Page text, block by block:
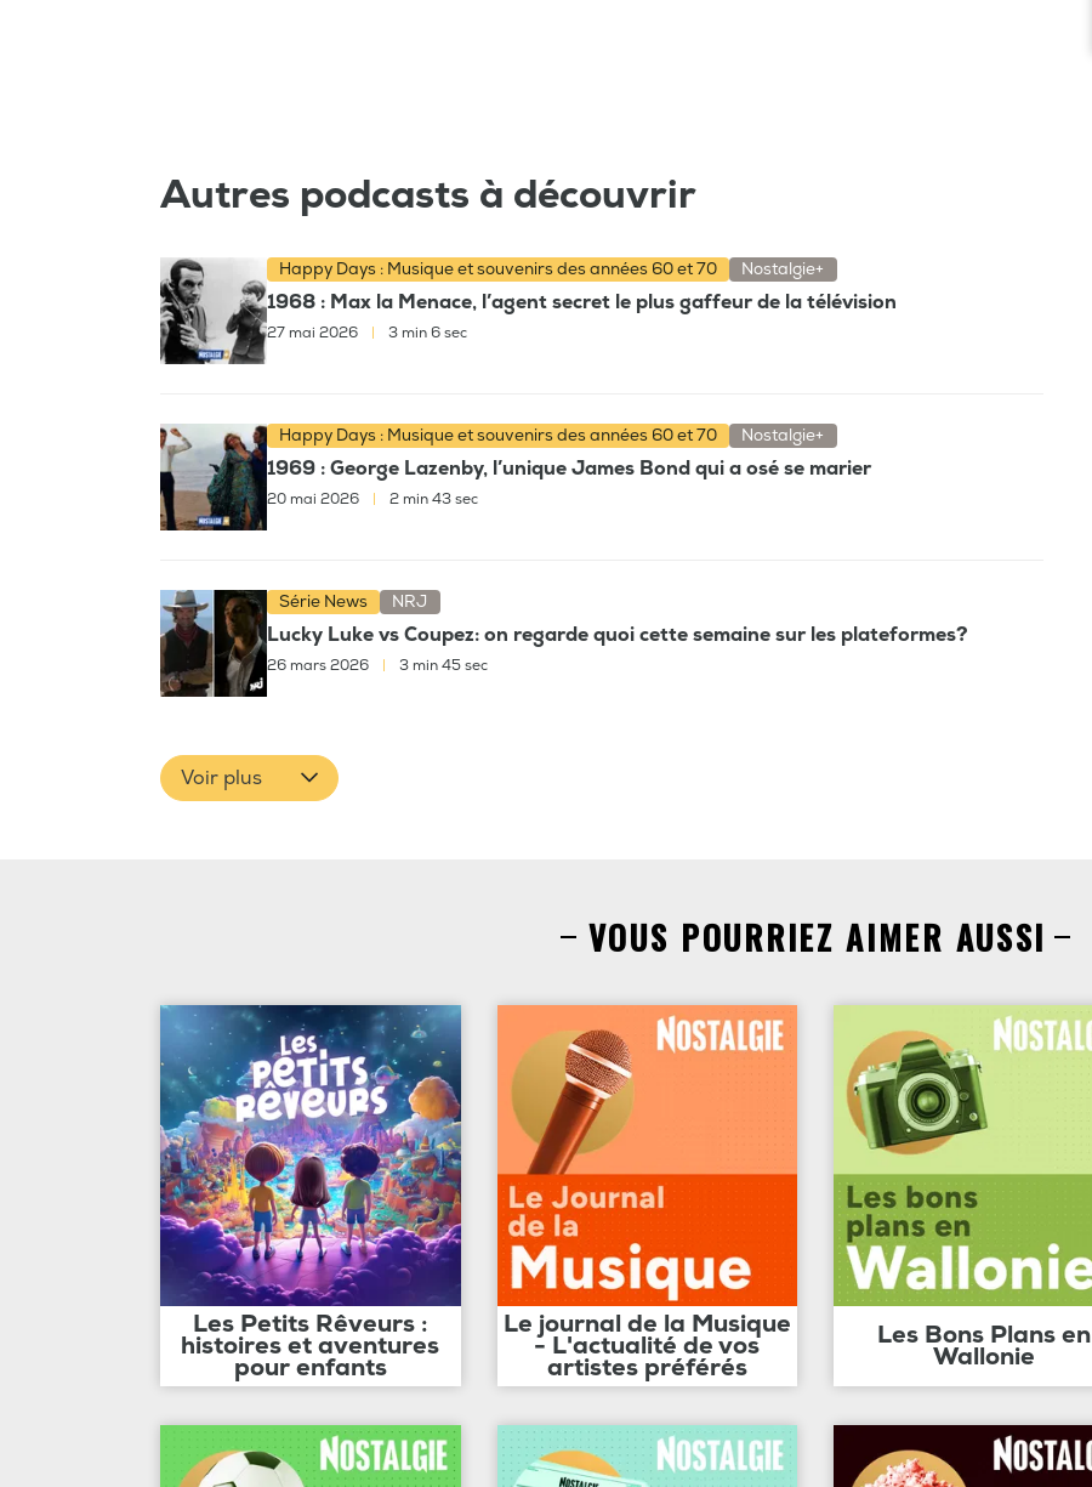
Autres podcasts à découvrir
Happy Days : Musique et souvenirs des années 60 et 70 Nostalgie+
1968 : Max la Menace, l’agent secret le plus gaffeur de la télévision
27 mai 2026 3 min 6 sec
Happy Days : Musique et souvenirs des années 60 et 70 Nostalgie+
1969 : George Lazenby, l’unique James Bond qui a osé se marier
20 mai 2026 2 min 43 sec
Série News NRJ
Lucky Luke vs Coupez: on regarde quoi cette semaine sur les plateformes?
26 mars 2026 3 min 45 sec
Voir plus
VOUS POURRIEZ AIMER AUSSI
Les Petits Rêveurs :
histoires et aventures
pour enfants
Le journal de la Musique
- L'actualité de vos
artistes préférés
Les Bons Plans en
Wallonie